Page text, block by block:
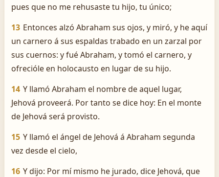
pues que no me rehusaste tu hijo, tu único;
13 Entonces alzó Abraham sus ojos, y miró, y he aquí
un carnero á sus espaldas trabado en un zarzal por
sus cuernos: y fué Abraham, y tomó el carnero, y
ofrecióle en holocausto en lugar de su hijo.
14 Y llamó Abraham el nombre de aquel lugar,
Jehová proveerá. Por tanto se dice hoy: En el monte
de Jehová será provisto.
15 Y llamó el ángel de Jehová á Abraham segunda
vez desde el cielo,
16 Y dijo: Por mí mismo he jurado, dice Jehová, que